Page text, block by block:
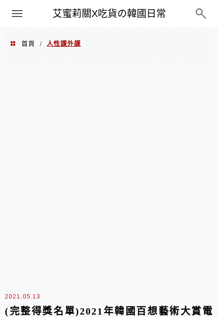
艾蜜莉關X吃貨の韓國日常
PXN
首頁 / 人性課外課
2021.05.13
(完整得獎名單)2021年韓國百想藝術大賞電